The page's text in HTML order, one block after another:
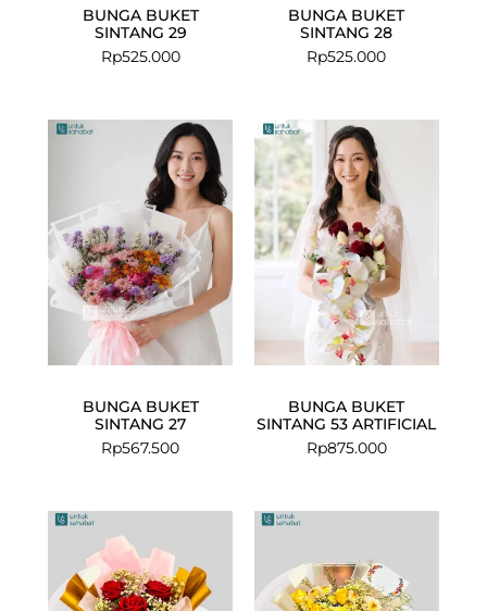
BUNGA BUKET
SINTANG 29
Rp525.000
BUNGA BUKET
SINTANG 28
Rp525.000
BUNGA BUKET
SINTANG 27
Rp567.500
BUNGA BUKET
SINTANG 53 ARTIFICIAL
Rp875.000